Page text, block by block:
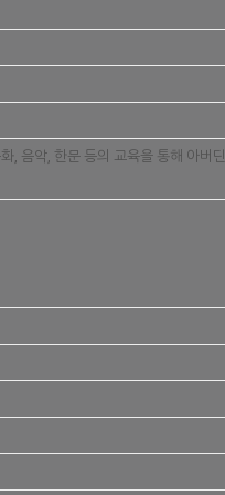
음악, 한문 등의 교육을 통해 아버